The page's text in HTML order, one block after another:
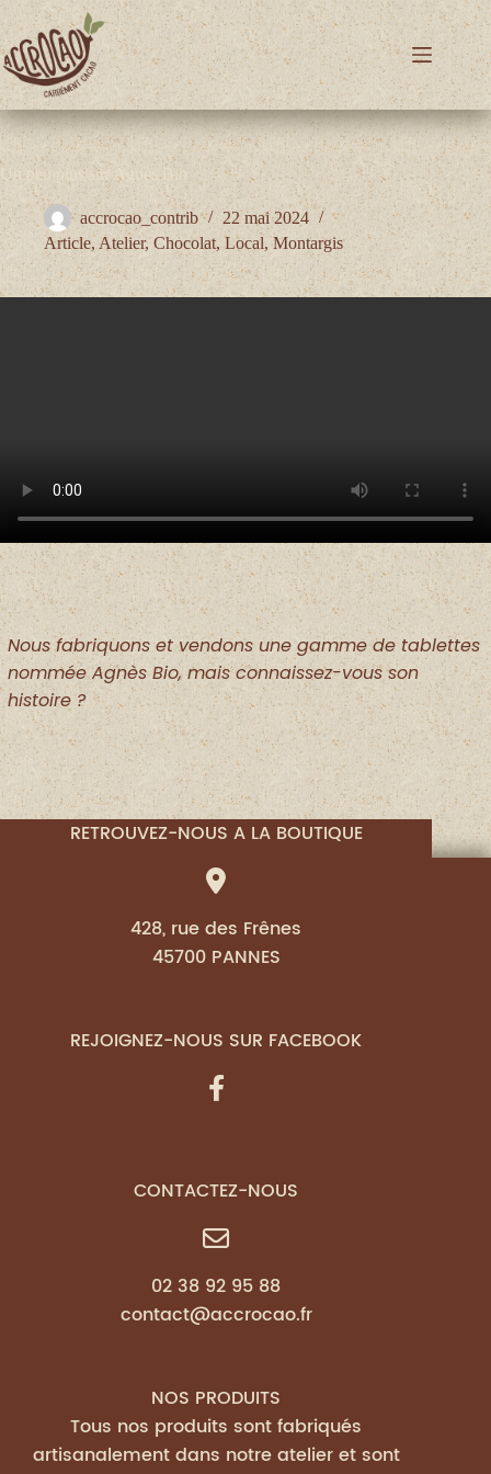
Passer
au
contenu
Un peu plus sur Agnès Bio
accrocao_contrib
22 mai 2024
Article, Atelier,Chocolat,Local,Montargis
Nous fabriquons et vendons une gamme de tablettes
nommée Agnès Bio, mais connaissez-vous son
histoire ?
RETROUVEZ-NOUS A LA BOUTIQUE
428, rue des Frênes
45700 PANNES
REJOIGNEZ-NOUS SUR FACEBOOK
CONTACTEZ-NOUS
02 38 92 95 88
contact@accrocao.fr
NOS PRODUITS
Tous nos produits sont fabriqués
artisanalement dans notre atelier et sont